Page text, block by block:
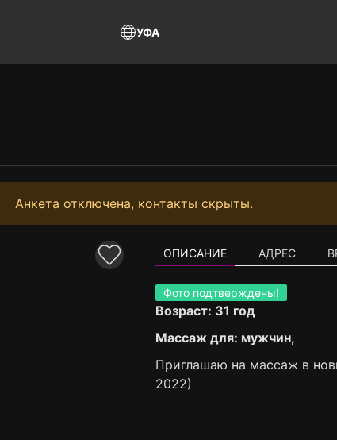
УФА
Анкета отключена, контакты скрыты.
ОПИСАНИЕ АДРЕС
Фото подтверждены!
Возраст: 31 год
Массаж для: мужчин,
Приглашаю на массаж в
2022)